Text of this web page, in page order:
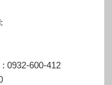
0932-600-412